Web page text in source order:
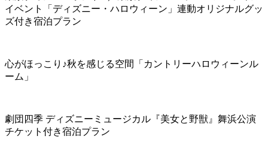
イベント「ディズニー・ハロウィーン」連動オリジナルグッ
ズ付き宿泊プラン
心がほっこり♪秋を感じる空間「カントリーハロウィーンル
ーム」
劇団四季 ディズニーミュージカル『美女と野獣』舞浜公演
チケット付き宿泊プラン